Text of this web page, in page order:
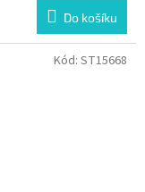
Do košíku
Kód: ST15668